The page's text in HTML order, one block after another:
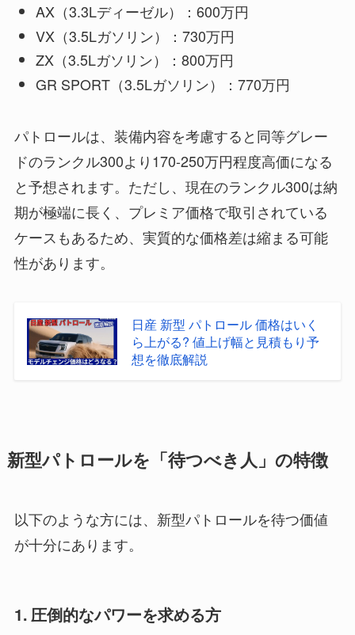
AX（3.3Lディーゼル）：600万円
VX（3.5Lガソリン）：730万円
ZX（3.5Lガソリン）：800万円
GR SPORT（3.5Lガソリン）：770万円
パトロールは、装備内容を考慮すると同等グレー
ドのランクル300より170-250万円程度高価になる
と予想されます。ただし、現在のランクル300は納
期が極端に長く、プレミア価格で取引されている
ケースもあるため、実質的な価格差は縮まる可能
性があります。
日産 新型 パトロール 価格はいく
ら上がる? 値上げ幅と見積もり予
想を徹底解説
新型パトロールを「待つべき人」の特徴
以下のような方には、新型パトロールを待つ価値
が十分にあります。
1. 圧倒的なパワーを求める方